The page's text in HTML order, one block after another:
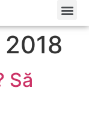
Să